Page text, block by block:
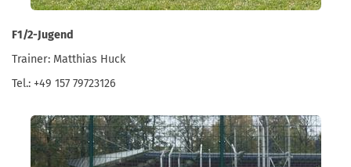
F1/2-Jugend
Trainer: Matthias Huck
Tel.: +49 157 79723126